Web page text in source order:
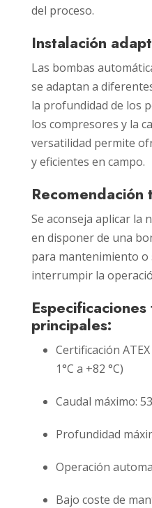
del proceso.
Instalación
Las bombas
se adaptan a
la profundidad de los
los compresores y la
versatilidad permite
y eficientes en campo.
Recomendación
Se aconseja aplicar la
en disponer de una
para mantenimiento
interrumpir la
principales:
Certificación
1°C a +82 °C)
Caudal máximo:
Profundidad
Operación
Bajo coste de